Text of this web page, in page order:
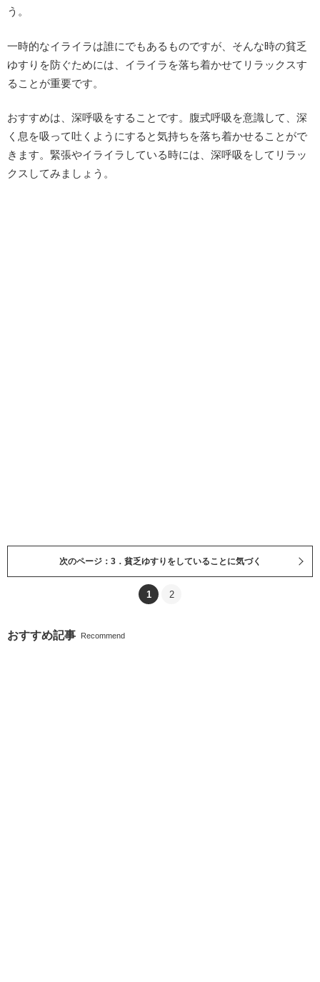
う。
一時的なイライラは誰にでもあるものですが、そんな時の貧乏
ゆすりを防ぐためには、イライラを落ち着かせてリラックスす
ることが重要です。
おすすめは、深呼吸をすることです。腹式呼吸を意識して、深
く息を吸って吐くようにすると気持ちを落ち着かせることがで
きます。緊張やイライラしている時には、深呼吸をしてリラッ
クスしてみましょう。
次のページ：3．貧乏ゆすりをしていることに気づく
1 2
おすすめ記事 Recommend